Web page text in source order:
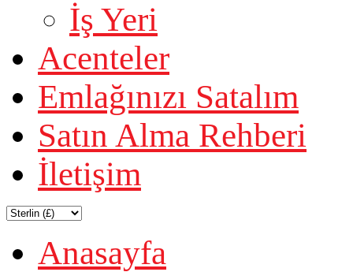
İş Yeri
Acenteler
Emlağınızı Satalım
Satın Alma Rehberi
İletişim
Anasayfa